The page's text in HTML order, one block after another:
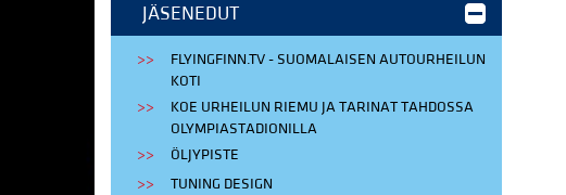
JÄSENEDUT
FLYINGFINN.TV - SUOMALAISEN AUTOURHEILUN
KOTI
KOE URHEILUN RIEMU JA TARINAT TAHDOSSA
OLYMPIASTADIONILLA
ÖLJYPISTE
TUNING DESIGN